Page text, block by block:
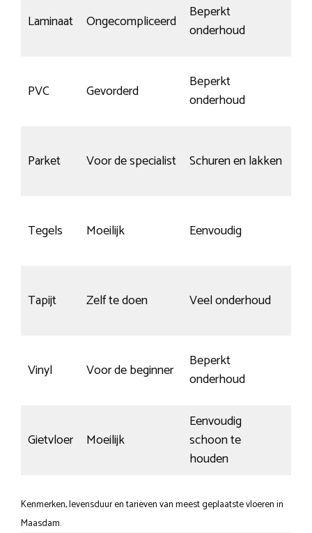
Laminaat Ongecompliceerd
Beperkt
onderhoud
PVC Gevorderd
Beperkt
onderhoud
Parket Voor de specialist Schuren en lakken
Tegels Moeilijk Eenvoudig
Tapijt Zelf te doen Veel onderhoud
Vinyl Voor de beginner
Beperkt
onderhoud
Gietvloer Moeilijk
Eenvoudig
schoon te
houden
Kenmerken, levensduur en tarieven van meest geplaatste vloeren in
Maasdam.